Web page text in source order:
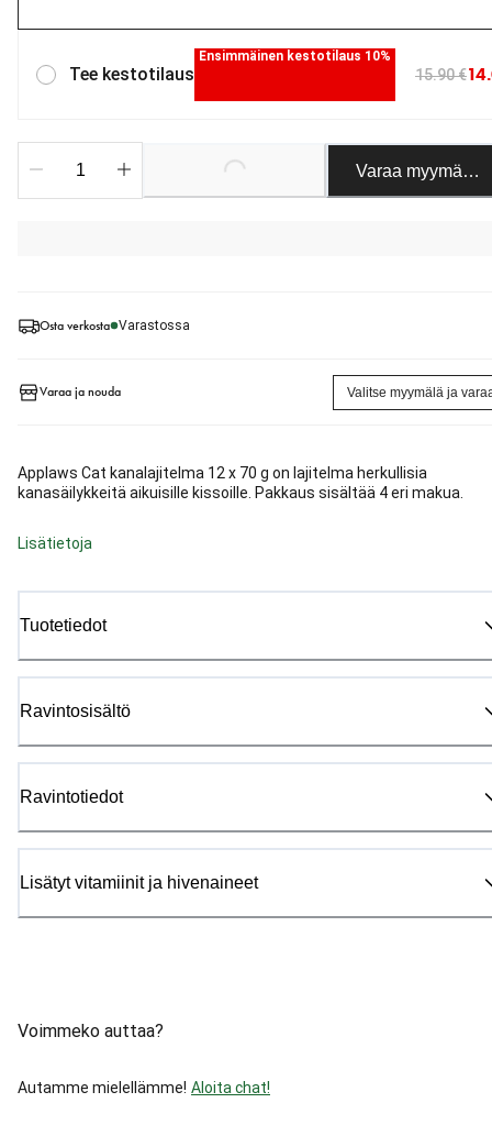
Osta verkosta Varastossa
Varaa ja nouda Valitse myymälä ja
Applaws Cat kanalajitelma 12 x 70 g on lajitelma herkullisia
kanasäilykkeitä aikuisille kissoille. Pakkaus sisältää 4 eri makua.
Lisätietoja
Tuotetiedot
Ravintosisältö
Ravintotiedot
Lisätyt vitamiinit ja hivenaineet
Voimmeko auttaa?
Autamme mielellämme! Aloita chat!
Tee kestotilaus
Ensimmäinen kestotilaus 10%
15.90 €
Loading... Varaa